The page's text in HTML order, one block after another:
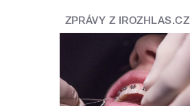
ZPRÁVY Z IROZHLAS.CZ